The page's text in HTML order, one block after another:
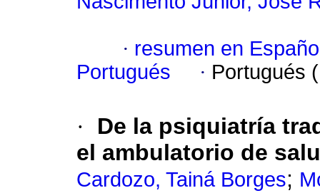
· resumen en
Portugués
· Portugués
·
De la psiquiatría
el ambulatorio de
Cardozo, Tainá Borges;